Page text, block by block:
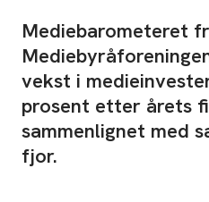
Mediebarometeret
vekst i
prosent etter årets
sammenlignet med
fjor.